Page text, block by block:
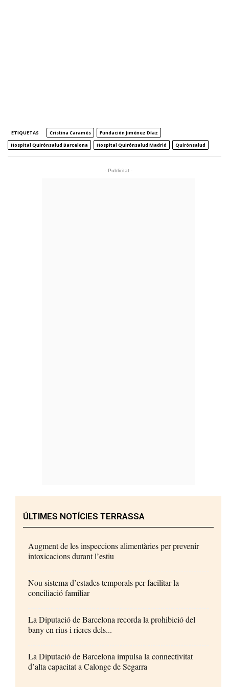
ETIQUETAS Cristina Caramés
Fundación Jiménez Díaz
Hospital Quirónsalud Barcelona
Hospital Quirónsalud Madrid Quirónsalud
- Publicitat -
ÚLTIMES NOTÍCIES TERRASSA
Augment de les inspeccions alimentàries per prevenir
intoxicacions durant l’estiu
Nou sistema d’estades temporals per facilitar la
conciliació familiar
La Diputació de Barcelona recorda la prohibició del
bany en rius i rieres dels...
La Diputació de Barcelona impulsa la connectivitat
d’alta capacitat a Calonge de Segarra